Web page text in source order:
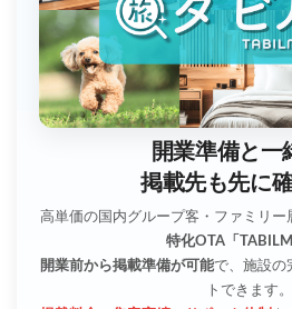
開業準備と一
掲載先も先に
高単価の国内グループ客・ファミリー
特化OTA「
開業前から掲載準備が可能で、施設の
トできます。